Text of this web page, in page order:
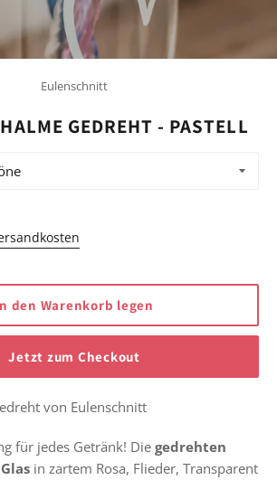
Eulenschnitt
GEDREHT - PASTELL
den Warenkorb legen
Jetzt zum Checkout
von Eulenschnitt
für jedes Getränk! Die gedrehten
in zartem Rosa, Flieder, Transparent